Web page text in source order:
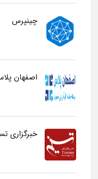
چینپرس
اصفهان
خبرگزاری